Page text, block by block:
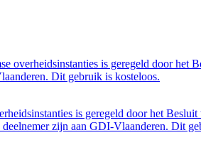
is geregeld door het
Dit gebruik is kosteloos.
is geregeld door het
zijn aan GDI-Vlaanderen. Dit